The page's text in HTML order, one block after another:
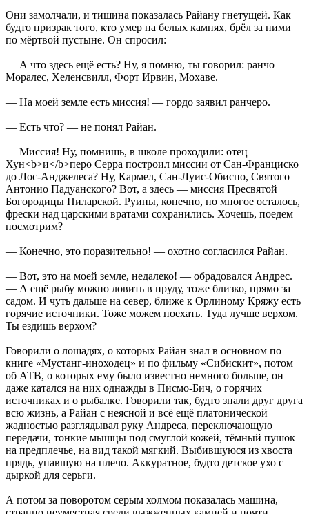
Они замолчали, и тишина показалась Райану гнетущей. Как
будто призрак того, кто умер на белых камнях, брёл за ними
по мёртвой пустыне. Он спросил:
— А что здесь ещё есть? Ну, я помню, ты говорил: ранчо
Моралес, Хеленсвилл, Форт Ирвин, Мохаве.
— На моей земле есть миссия! — гордо заявил ранчеро.
— Есть что? — не понял Райан.
— Миссия! Ну, помнишь, в школе проходили: отец
Хун<b>и</b>перо Серра построил миссии от Сан-Франциско
до Лос-Анджелеса? Ну, Кармел, Сан-Луис-Обиспо, Святого
Антонио Падуанского? Вот, а здесь — миссия Пресвятой
Богородицы Пиларской. Руины, конечно, но многое осталось,
фрески над царскими вратами сохранились. Хочешь, поедем
посмотрим?
— Конечно, это поразительно! — охотно согласился Райан.
— Вот, это на моей земле, недалеко! — обрадовался Андрес.
— А ещё рыбу можно ловить в пруду, тоже близко, прямо за
садом. И чуть дальше на север, ближе к Орлиному Кряжу есть
горячие источники. Тоже можем поехать. Туда лучше верхом.
Ты ездишь верхом?
Говорили о лошадях, о которых Райан знал в основном по
книге «Мустанг-иноходец» и по фильму «Сибискит», потом
об АТВ, о которых ему было известно немного больше, он
даже катался на них однажды в Писмо-Бич, о горячих
источниках и о рыбалке. Говорили так, будто знали друг друга
всю жизнь, а Райан с неясной и всё ещё платонической
жадностью разглядывал руку Андреса, переключающую
передачи, тонкие мышцы под смуглой кожей, тёмный пушок
на предплечье, на вид такой мягкий. Выбившуюся из хвоста
прядь, упавшую на плечо. Аккуратное, будто детское ухо с
дыркой для серьги.
А потом за поворотом серым холмом показалась машина,